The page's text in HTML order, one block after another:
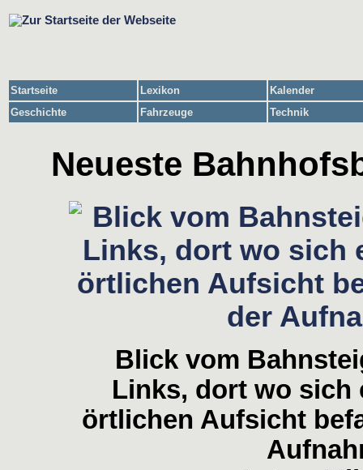
Startseite Lexikon
Kalender
Geschichte
Fahrzeuge Technik
Neueste
Blick vom
Links, dort wo sich
örtlichen Aufsicht